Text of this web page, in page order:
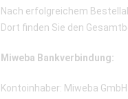
Nach erfolgreichem
Dort finden Sie den
Miweba Bankverbindung:
Kontoinhaber: Miweba GmbH